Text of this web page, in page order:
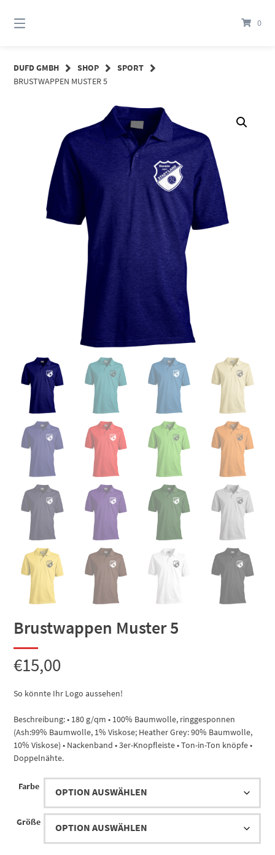
zum
Inhalt
0
DUFD GMBH SHOP
SPORT
BRUSTWAPPEN MUSTER 5
Brustwappen Muster 5
€15,00
So könnte Ihr Logo aussehen!
Beschreibung: • 180 g/qm • 100% Baumwolle, ringgesponnen
(Ash:99% Baumwolle, 1% Viskose; Heather Grey: 90% Baumwolle,
10% Viskose) • Nackenband • 3er-Knopfleiste • Ton-in-Ton knöpfe •
Doppelnähte.
Farbe
Größe